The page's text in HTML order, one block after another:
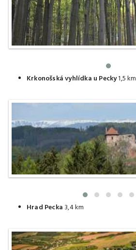
Krkonošská vyhlídka u Pecky1,5 km
Hrad Pecka 3,4 km